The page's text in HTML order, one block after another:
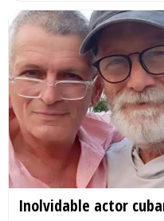
Inolvidable actor